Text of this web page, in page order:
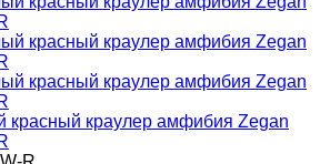
красный краулер амфибия Zegan